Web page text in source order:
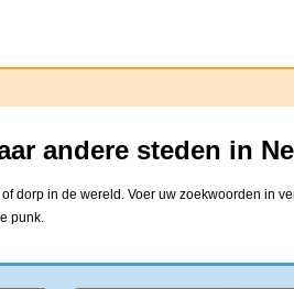
andere steden in
dorp in de wereld. Voer uw zoekwoorden in
punk.